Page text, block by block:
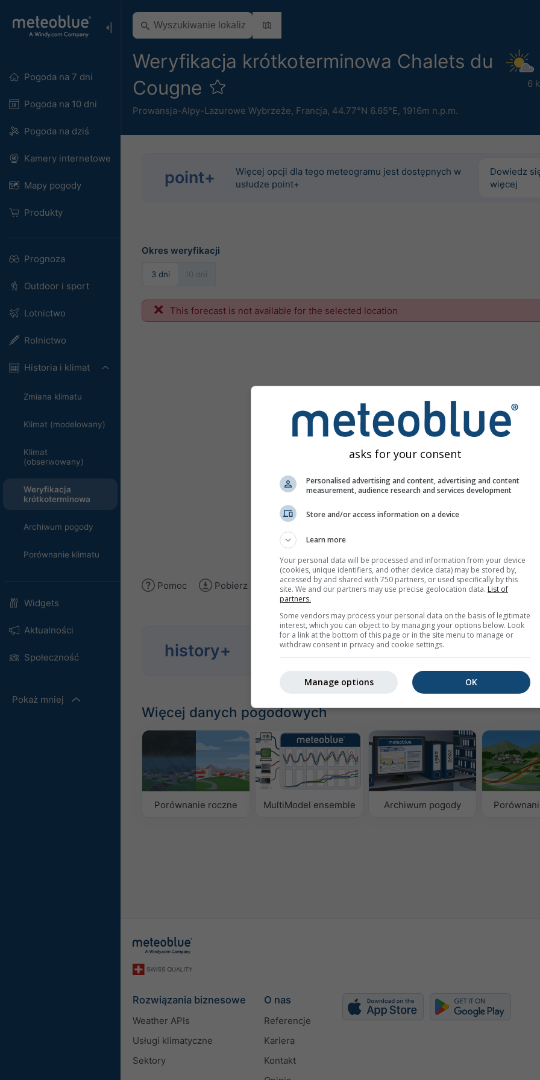
Pogoda na 7 dni
Pogoda na 10 dni
Pogoda na dziś
Kamery internetowe
Mapy pogody
Produkty
Prognoza
Outdoor i sport
Lotnictwo
Rolnictwo
Historia i klimat
Zmiana klimatu
Klimat (modelowany)
Klimat
(obserwowany)
Weryfikacja
krótkoterminowa
Archiwum pogody
Porównanie klimatu
Widgets
Aktualności
Społeczność
Pokaż mniej
Weryfikacja krótkoterminowa Chalets du
Cougne
Prowansja-Alpy-Lazurowe Wybrzeże, Francja, 44.77°N 6.65°E, 1916m n.p.m.
6
point+
Więcej opcji dla tego meteogramu jest dostępnych w
usłudze point+
Dowiedz
więcej
Okres weryfikacji
3 dni 10 dni
This forecast is not available for the selected location
Pomoc Pobierz obraz
history+ Analizuj historyczne dane pogodowe od 1940 roku
Więcej danych pogodowych
Porównanie roczne MultiModel ensemble Archiwum pogody
Rozwiązania biznesowe
Weather APIs
Usługi klimatyczne
Sektory
O nas
Referencje
Kariera
Kontakt
asks for your consent
Personalised advertising and content, advertising and content
measurement, audience research and services development
Store and/or access information on a device
Learn more
Your personal data will be processed and information from your device
(cookies, unique identifiers, and other device data) may be stored by,
accessed by and shared with 750 partners, or used specifically by this
site. We and our partners may use precise geolocation data. List of
partners.
Some vendors may process your personal data on the basis of legitimate
interest, which you can object to by managing your options below. Look
for a link at the bottom of this page or in the site menu to manage or
withdraw consent in privacy and cookie settings.
OK
Manage options